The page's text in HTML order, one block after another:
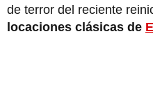
de terror del reciente
locaciones clásicas de